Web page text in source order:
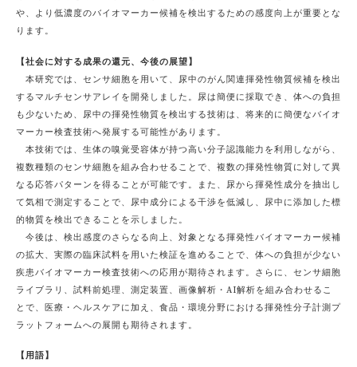
や、より低濃度のバイオマーカー候補を検出するための感度向上が重要とな
ります。
【社会に対する成果の還元、今後の展望】
本研究では、センサ細胞を用いて、尿中のがん関連揮発性物質候補を検出
するマルチセンサアレイを開発しました。尿は簡便に採取でき、体への負担
も少ないため、尿中の揮発性物質を検出する技術は、将来的に簡便なバイオ
マーカー検査技術へ発展する可能性があります。
本技術では、生体の嗅覚受容体が持つ高い分子認識能力を利用しながら、
複数種類のセンサ細胞を組み合わせることで、複数の揮発性物質に対して異
なる応答パターンを得ることが可能です。また、尿から揮発性成分を抽出し
て気相で測定することで、尿中成分による干渉を低減し、尿中に添加した標
的物質を検出できることを示しました。
今後は、検出感度のさらなる向上、対象となる揮発性バイオマーカー候補
の拡大、実際の臨床試料を用いた検証を進めることで、体への負担が少ない
疾患バイオマーカー検査技術への応用が期待されます。さらに、センサ細胞
ライブラリ、試料前処理、測定装置、画像解析・AI解析を組み合わせるこ
とで、医療・ヘルスケアに加え、食品・環境分野における揮発性分子計測プ
ラットフォームへの展開も期待されます。
【用語】